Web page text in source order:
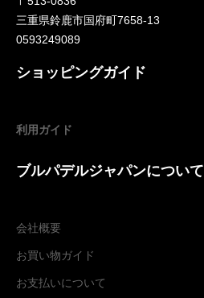
三重県鈴鹿市国府町7658-13
0593249089
ショッピングガイド
利用ガイド
ブルパデルジャパンについて
会社概要
お買い物ガイド
お支払いについて